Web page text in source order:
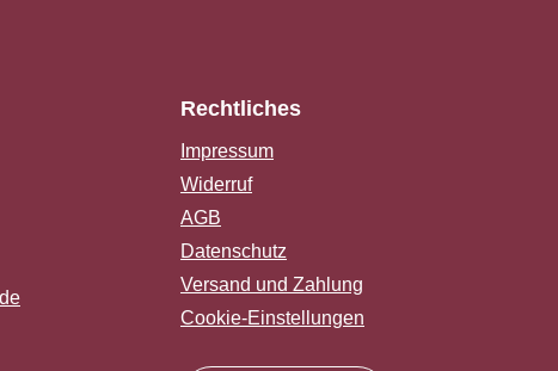
Rechtliches
Impressum
Widerruf
AGB
Datenschutz
Versand und Zahlung
Cookie-Einstellungen